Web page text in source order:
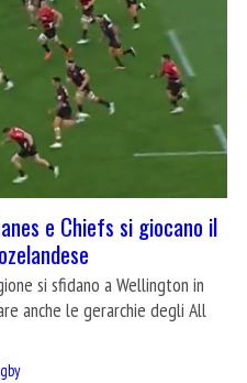
e Chiefs si giocano il
si sfidano a Wellington in
anche le gerarchie degli All